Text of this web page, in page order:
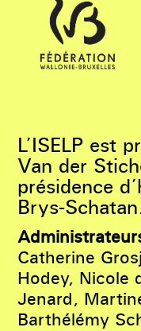
L’ISELP est
Van der
présidence
Brys-
Catherine
Hodey, Nicole
Jenard,
Barthélémy